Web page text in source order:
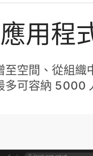
用程
至空間、從組
多可容納 5000